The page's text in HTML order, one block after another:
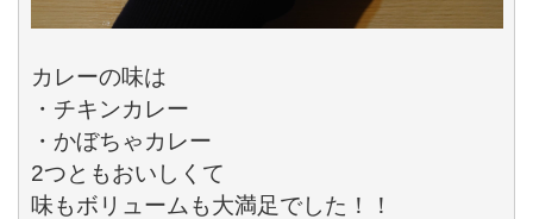
カレーの味は
・チキンカレー
・かぼちゃカレー
2つともおいしくて
味もボリュームも大満足でした！！